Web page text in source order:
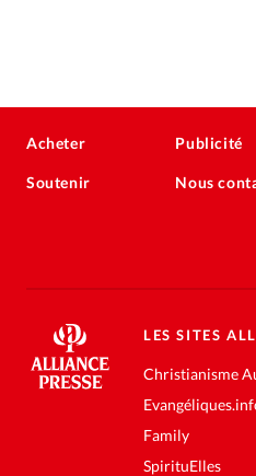
Acheter
Soutenir
Publicité
Nous
LES SITES
Christianisme
Family
SpirituElles